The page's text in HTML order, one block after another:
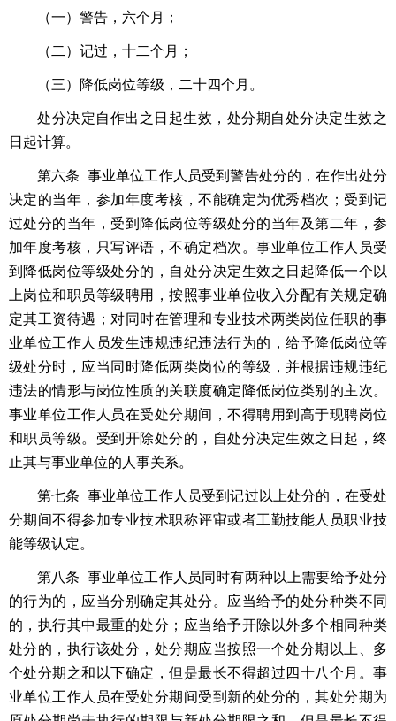
（一）警告，六个月；
（二）记过，十二个月；
（三）降低岗位等级，二十四个月。
处分决定自作出之日起生效，处分期自处分决定生效之
日起计算。
第六条 事业单位工作人员受到警告处分的，在作出处分
决定的当年，参加年度考核，不能确定为优秀档次；受到记
过处分的当年，受到降低岗位等级处分的当年及第二年，参
加年度考核，只写评语，不确定档次。事业单位工作人员受
到降低岗位等级处分的，自处分决定生效之日起降低一个以
上岗位和职员等级聘用，按照事业单位收入分配有关规定确
定其工资待遇；对同时在管理和专业技术两类岗位任职的事
业单位工作人员发生违规违纪违法行为的，给予降低岗位等
级处分时，应当同时降低两类岗位的等级，并根据违规违纪
违法的情形与岗位性质的关联度确定降低岗位类别的主次。
事业单位工作人员在受处分期间，不得聘用到高于现聘岗位
和职员等级。受到开除处分的，自处分决定生效之日起，终
止其与事业单位的人事关系。
第七条 事业单位工作人员受到记过以上处分的，在受处
分期间不得参加专业技术职称评审或者工勤技能人员职业技
能等级认定。
第八条 事业单位工作人员同时有两种以上需要给予处分
的行为的，应当分别确定其处分。应当给予的处分种类不同
的，执行其中最重的处分；应当给予开除以外多个相同种类
处分的，执行该处分，处分期应当按照一个处分期以上、多
个处分期之和以下确定，但是最长不得超过四十八个月。事
业单位工作人员在受处分期间受到新的处分的，其处分期为